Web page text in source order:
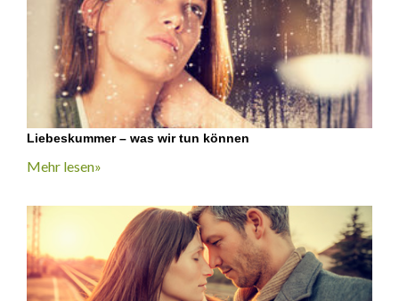
Liebeskummer – was wir tun können
Mehr lesen»